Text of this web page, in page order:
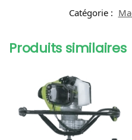
Catégorie :
Produits similaires